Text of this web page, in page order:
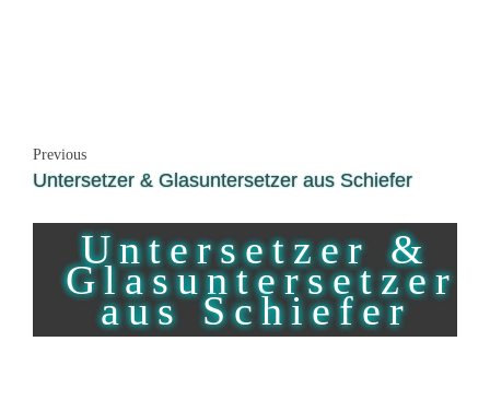
Previous
Untersetzer & Glasuntersetzer aus Schiefer
Untersetzer &
Glasuntersetzer
aus Schiefer